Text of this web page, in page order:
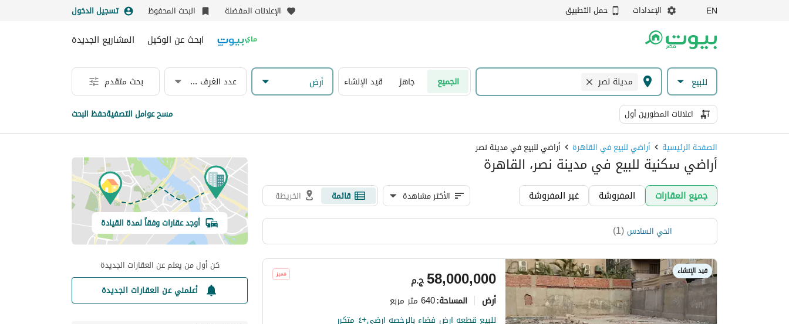
EN الإعدادات حمل التطبيق الإعلانات المفضلة البحث المحفوظ تسجيل الدخول
ابحث عن الوكيل المشاريع الجديدة
للبيع مدينة نصر الجميع جاهز قيد الإنشاء أرض عدد الغرف & الحمامات بحث متقدم
اعلانات المطورين أول مسح عوامل التصفيةحفظ البحث
الصفحة الرئيسية أراضي للبيع في القاهرة أراضي للبيع في مدينة نصر
أراضي سكنية للبيع في مدينة نصر، القاهرة
جميع العقارات المفروشة غير المفروشة الأكثر مشاهدة قائمة الخريطة
الحي السادس(
1
)
قيد الإنشاء
ج.م58,000,000
أرض المساحة:640 متر مربع
للبيع قطعه ارض فضاء بالرخصه ارضي+٤ متكرر
أوجد عقارات وفقاً لمدة القيادة
كن أول من يعلم عن العقارات الجديدة
أعلمني عن العقارات الجديدة